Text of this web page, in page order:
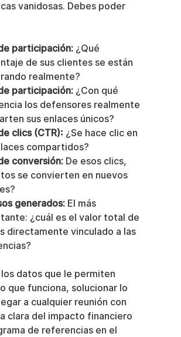
vanidosas. Debes poder
participación: ¿Qué
de sus clientes se están
realmente?
participación: ¿Con qué
los defensores realmente
sus enlaces únicos?
clics (CTR): ¿Se hace clic en
compartidos?
conversión: De esos clics,
se convierten en nuevos
generados: El más
¿cuál es el valor total de
directamente vinculado a las
los datos que le permiten
que funciona, solucionar lo
a cualquier reunión con
clara del impacto financiero
de referencias en el